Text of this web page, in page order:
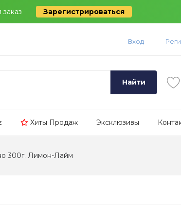
Зарегистрироваться
Вход
Найти
Хиты Продаж Эксклюзивы
300г. Лимон-Лайм